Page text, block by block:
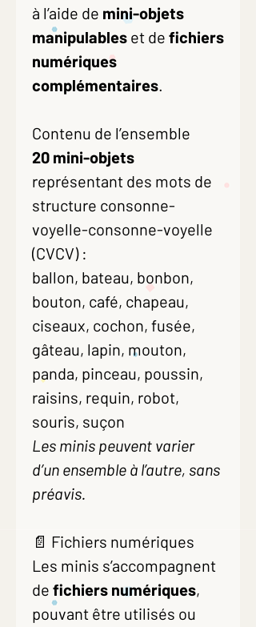
à l’aide de mini-objets
manipulables et de fichiers
numériques
complémentaires.
Contenu de l’ensemble
20 mini-objets
représentant des mots de
structure consonne-
voyelle-consonne-voyelle
(CVCV) :
ballon, bateau, bonbon,
bouton, café, chapeau,
ciseaux, cochon, fusée,
gâteau, lapin, mouton,
panda, pinceau, poussin,
raisins, requin, robot,
souris, suçon
Les minis peuvent varier
d’un ensemble à l’autre, sans
préavis.
📄 Fichiers numériques
Les minis s’accompagnent
de fichiers numériques,
pouvant être utilisés ou